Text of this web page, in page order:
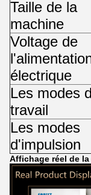
Taille de la
machine
Voltage de
électrique
Les modes
travail
Les modes
d'impulsion
Affichage réel de